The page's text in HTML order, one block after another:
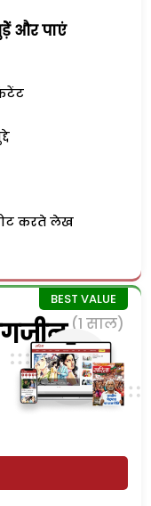
और पाएं
करते लेख
(1 साल)